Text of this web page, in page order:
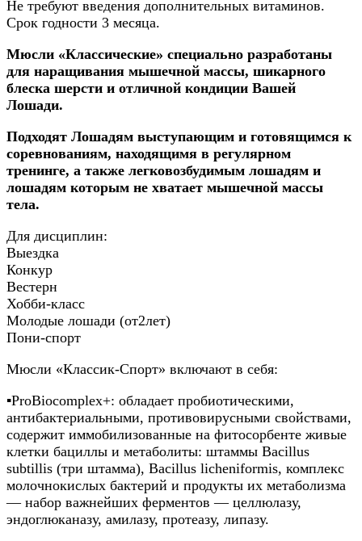
Не требуют введения дополнительных витаминов.
Срок годности 3 месяца.
Мюсли «Классические» специально разработаны
для наращивания мышечной массы, шикарного
блеска шерсти и отличной кондиции Вашей
Лошади.
Подходят Лошадям выступающим и готовящимся к
соревнованиям, находящимя в регулярном
тренинге, а также легковозбудимым лошадям и
лошадям которым не хватает мышечной массы
тела.
Для дисциплин:
Выездка
Конкур
Вестерн
Хобби-класс
Молодые лошади (от2лет)
Пони-спорт
Мюсли «Классик-Спорт» включают в себя:
▪️ProBiocomplex+: обладает пробиотическими,
антибактериальными, противовирусными свойствами,
содержит иммобилизованные на фитосорбенте живые
клетки бациллы и метаболиты: штаммы Bacillus
subtillis (три штамма), Bacillus licheniformis, комплекс
молочнокислых бактерий и продукты их метаболизма
— набор важнейших ферментов — целлюлазу,
эндоглюканазу, амилазу, протеазу, липазу.